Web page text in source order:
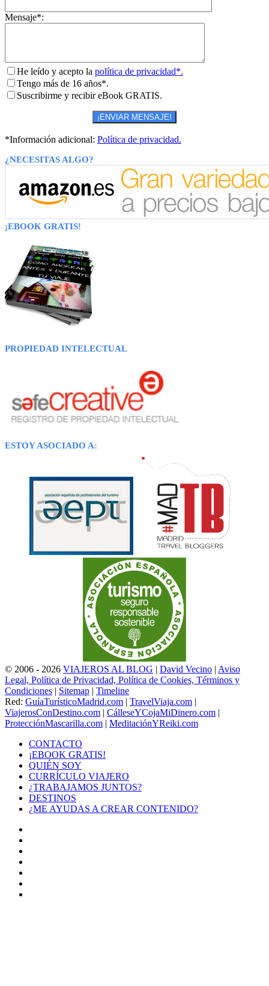
Mensaje*:
He leído y acepto la política de privacidad*.
Tengo más de 16 años*.
Suscribirme y recibir eBook GRATIS.
*Información adicional: Política de privacidad.
¿NECESITAS ALGO?
¡EBOOK GRATIS!
PROPIEDAD INTELECTUAL
ESTOY ASOCIADO A:
© 2006 - 2026 VIAJEROS AL BLOG | David Vecino | Aviso
Legal, Política de Privacidad, Política de Cookies, Términos y
Condiciones | Sitemap | Timeline
Red: GuíaTurísticoMadrid.com | TravelViaja.com |
ViajerosConDestino.com | CálleseYCojaMiDinero.com |
ProtecciónMascarilla.com | MeditaciónYReiki.com
CONTACTO
¡EBOOK GRATIS!
QUIÉN SOY
CURRÍCULO VIAJERO
¿TRABAJAMOS JUNTOS?
DESTINOS
¿ME AYUDAS A CREAR CONTENIDO?